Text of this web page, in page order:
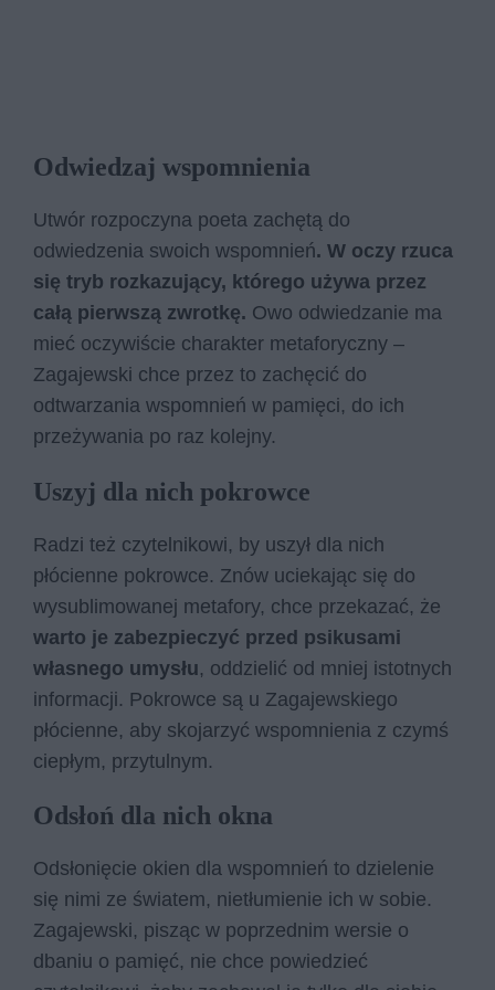
Odwiedzaj wspomnienia
Utwór rozpoczyna poeta zachętą do
odwiedzenia swoich wspomnień. W oczy rzuca
się tryb rozkazujący, którego używa przez
całą pierwszą zwrotkę. Owo odwiedzanie ma
mieć oczywiście charakter metaforyczny –
Zagajewski chce przez to zachęcić do
odtwarzania wspomnień w pamięci, do ich
przeżywania po raz kolejny.
Uszyj dla nich pokrowce
Radzi też czytelnikowi, by uszył dla nich
płócienne pokrowce. Znów uciekając się do
wysublimowanej metafory, chce przekazać, że
warto je zabezpieczyć przed psikusami
własnego umysłu, oddzielić od mniej istotnych
informacji. Pokrowce są u Zagajewskiego
płócienne, aby skojarzyć wspomnienia z czymś
ciepłym, przytulnym.
Odsłoń dla nich okna
Odsłonięcie okien dla wspomnień to dzielenie
się nimi ze światem, nietłumienie ich w sobie.
Zagajewski, pisząc w poprzednim wersie o
dbaniu o pamięć, nie chce powiedzieć